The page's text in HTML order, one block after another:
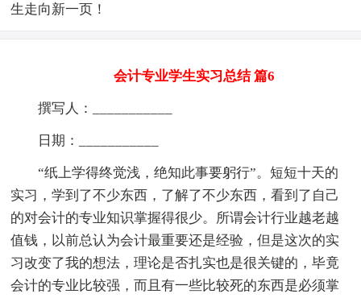
生走向新一页！
会计专业学生实习总结 篇6
撰写人：___________
日期：___________
“纸上学得终觉浅，绝知此事要躬行”。短短十天的
实习，学到了不少东西，了解了不少东西，看到了自己
的对会计的专业知识掌握得很少。所谓会计行业越老越
值钱，以前总认为会计最重要还是经验，但是这次的实
习改变了我的想法，理论是否扎实也是很关键的，毕竟
会计的专业比较强，而且有一些比较死的东西是必须掌